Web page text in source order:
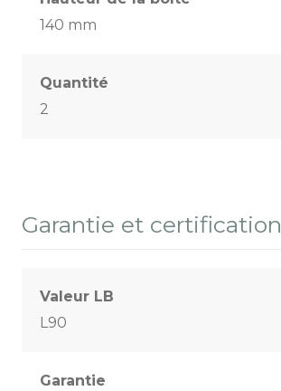
140 mm
Quantité
2
Garantie et certification
Valeur LB
L90
Garantie